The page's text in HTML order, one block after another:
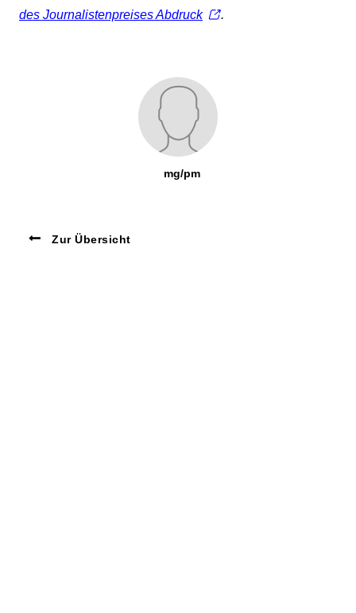
des Journalistenpreises Abdruck
.
mg/pm
Zur Übersicht